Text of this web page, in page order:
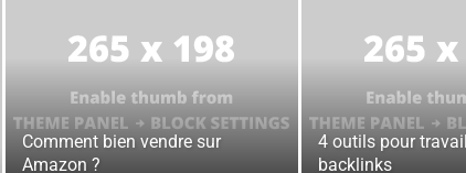
Comment bien vendre sur
Amazon ?
4 outils pour
backlinks